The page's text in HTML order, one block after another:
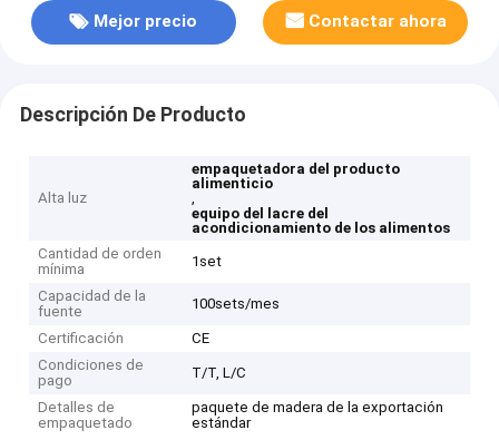
Mejor precio Contactar ahora
Descripción De Producto
Alta luz
empaquetadora del producto
alimenticio
,
equipo del lacre del
acondicionamiento de los alimentos
Cantidad de orden
mínima
1set
Capacidad de la
fuente
100sets/mes
Certificación
CE
Condiciones de
pago
T/T, L/C
Detalles de
empaquetado
paquete de madera de la exportación
estándar